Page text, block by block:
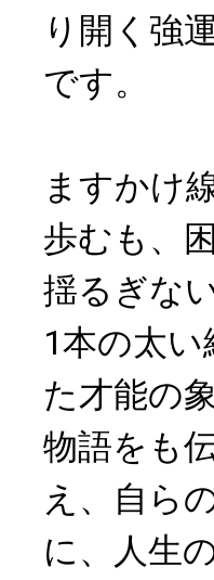
り開く強
です。
ますかけ
歩むも、
揺るぎな
1本の太
た才能の
物語をも
え、自ら
に、人生